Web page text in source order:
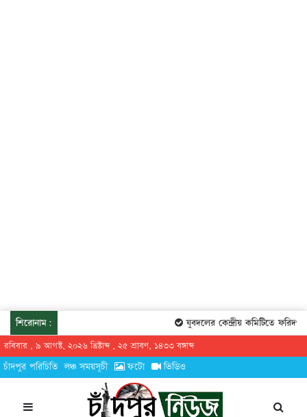
শিরোনাম: যুবদলের কেন্দ্রীয় কমিটিতে
রবিবার , ৯ আগস্ট, ২০২৬ খ্রিষ্টাব্দ , ২৫ শ্রাবণ, ১৪৩৩ বঙ্গাব্দ
চাঁদপুর পরিচিতি লঞ্চ সময়সূচী ফটো ভিডিও